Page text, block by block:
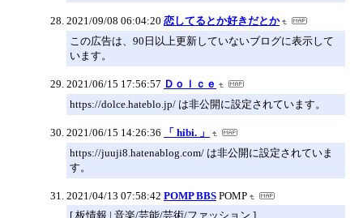
2021/09/08 06:04:20 恋してるとか好きだとか
この広告は、90日以上更新していないブログに表示して
います。
2021/06/15 17:56:57 Ｄｏｌｃｅ
https://dolce.hateblo.jp/ は非公開に設定されています。
2021/06/15 14:26:36
「 hibi. 」
https://juuji8.hatenablog.com/ は非公開に設定されていま
す。
2021/04/13 07:58:42 POMP BBS POMP
[ 板情報 | 音楽/芸能/芸術/ファッション ]